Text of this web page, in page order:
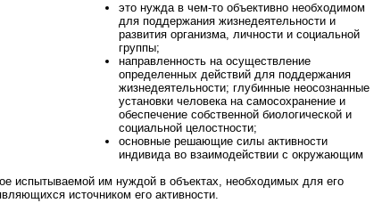
это нужда в чем-то объективно необходимом
для поддержания жизнедеятельности и
развития организма, личности и социальной
группы;
направленность на осуществление
определенных действий для поддержания
жизнедеятельности; глубинные неосознанные
установки человека на самосохранение и
обеспечение собственной биологической и
социальной целостности;
основные решающие силы активности
индивида во взаимодействии с окружающим
испытываемой им нуждой в объектах, необходимых для его
источником его активности.